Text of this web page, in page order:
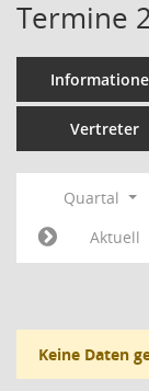
Termine
Vertreter
Quartal
Aktuell
Keine Daten